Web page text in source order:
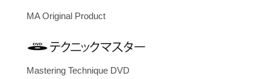
MA Original Product
Mastering Technique DVD